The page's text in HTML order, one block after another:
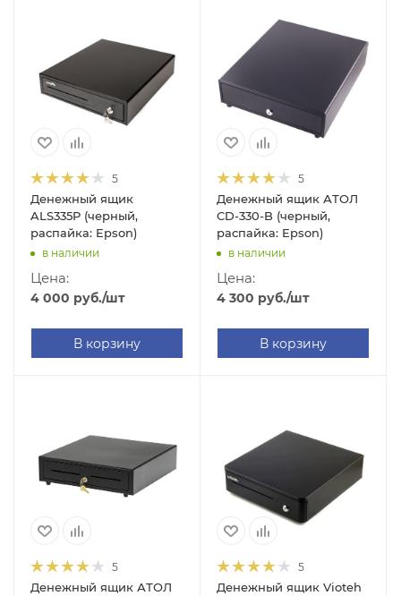
5
Денежный ящик
ALS335P (черный,
распайка: Epson)
в наличии
Цена:
4 000 руб./шт
В корзину
5
Денежный ящик АТОЛ
СD-330-B (черный,
распайка: Epson)
в наличии
Цена:
4 300 руб./шт
В корзину
5
Денежный ящик АТОЛ
5
Денежный ящик Vioteh